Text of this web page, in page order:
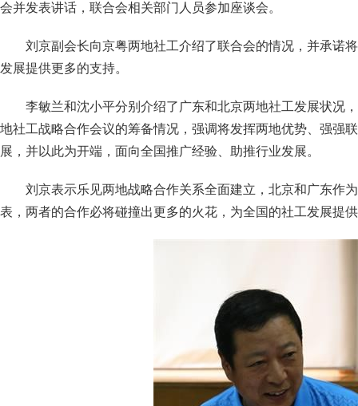
会并发表讲话，联合会相关部门人员参加座谈会。
刘京副会长向京粤两地社工介绍了联合会的情况，并承诺
发展提供更多的支持。
李敏兰和沈小平分别介绍了广东和北京两地社工发展状况
地社工战略合作会议的筹备情况，强调将发挥两地优势、强强
展，并以此为开端，面向全国推广经验、助推行业发展。
刘京表示乐见两地战略合作关系全面建立，北京和广东作
表，两者的合作必将碰撞出更多的火花，为全国的社工发展提